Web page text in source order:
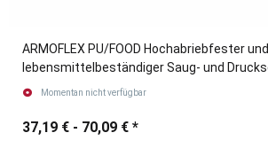
ARMOFLEX PU/FOOD Hochabriebfester und
lebensmittelbeständiger Saug- und
Momentan nicht verfügbar
37,19 € - 70,09 € *